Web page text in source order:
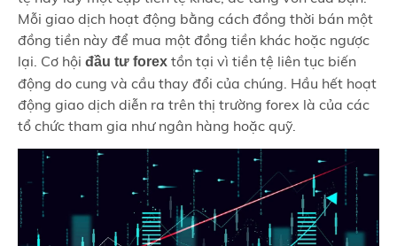
Mỗi giao dịch hoạt động bằng cách đồng thời bán một
đồng tiền này để mua một đồng tiền khác hoặc ngược
lại. Cơ hội đầu tư forex tồn tại vì tiền tệ liên tục biến
động do cung và cầu thay đổi của chúng. Hầu hết hoạt
động giao dịch diễn ra trên thị trường forex là của các
tổ chức tham gia như ngân hàng hoặc quỹ.